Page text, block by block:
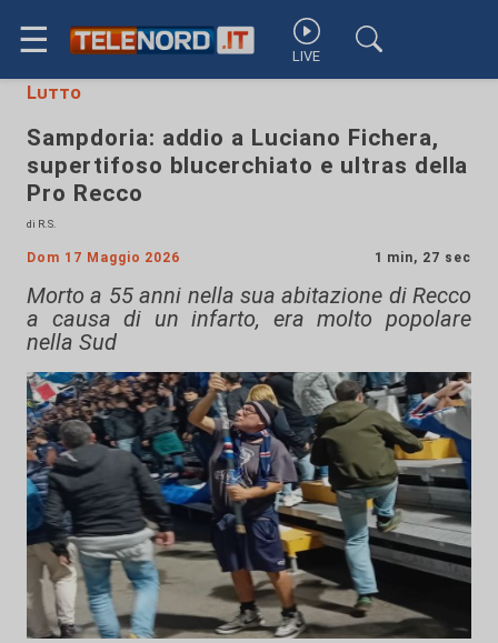
☰ LIVE
Lutto
Sampdoria: addio a Luciano Fichera,
supertifoso blucerchiato e ultras della
Pro Recco
di R.S.
Dom 17 Maggio 2026 1 min, 27 sec
Morto a 55 anni nella sua abitazione di Recco
a causa di un infarto, era molto popolare
nella Sud